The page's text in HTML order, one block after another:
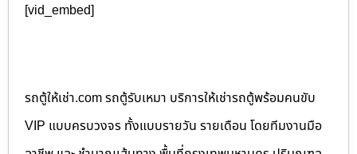
[vid_embed]
รถตู้ให้เช่า.com รถตู้รับเหมา บริการให้เช่ารถตู้พร้อมคนขับ
VIP แบบครบวงจร ทั้งแบบรายวัน รายเดือน โดยทีมงานมือ